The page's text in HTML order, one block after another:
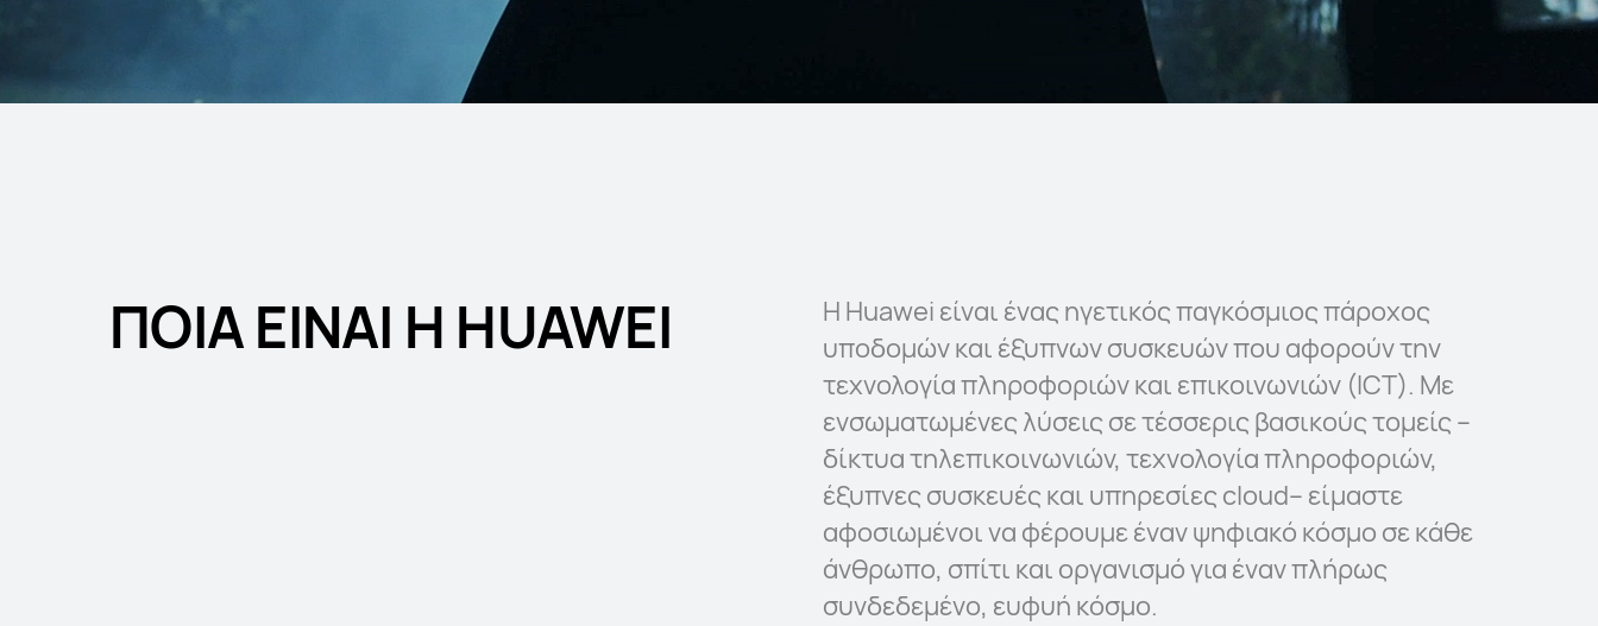
ΠΟΙΑ ΕΙΝΑΙ Η HUAWEI
Η Huawei είναι ένας ηγετικός παγκόσμιος πάροχος
υποδομών και έξυπνων συσκευών που αφορούν την
τεχνολογία πληροφοριών και επικοινωνιών (ICT). Με
ενσωματωμένες λύσεις σε τέσσερις βασικούς τομείς –
δίκτυα τηλεπικοινωνιών, τεχνολογία πληροφοριών,
έξυπνες συσκευές και υπηρεσίες cloud– είμαστε
αφοσιωμένοι να φέρουμε έναν ψηφιακό κόσμο σε κάθε
άνθρωπο, σπίτι και οργανισμό για έναν πλήρως
συνδεδεμένο, ευφυή κόσμο.